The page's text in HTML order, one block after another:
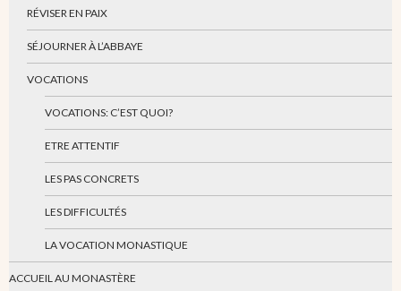
RÉVISER EN PAIX
SÉJOURNER À L’ABBAYE
VOCATIONS
VOCATIONS: C’EST QUOI?
ETRE ATTENTIF
LES PAS CONCRETS
LES DIFFICULTÉS
LA VOCATION MONASTIQUE
ACCUEIL AU MONASTÈRE